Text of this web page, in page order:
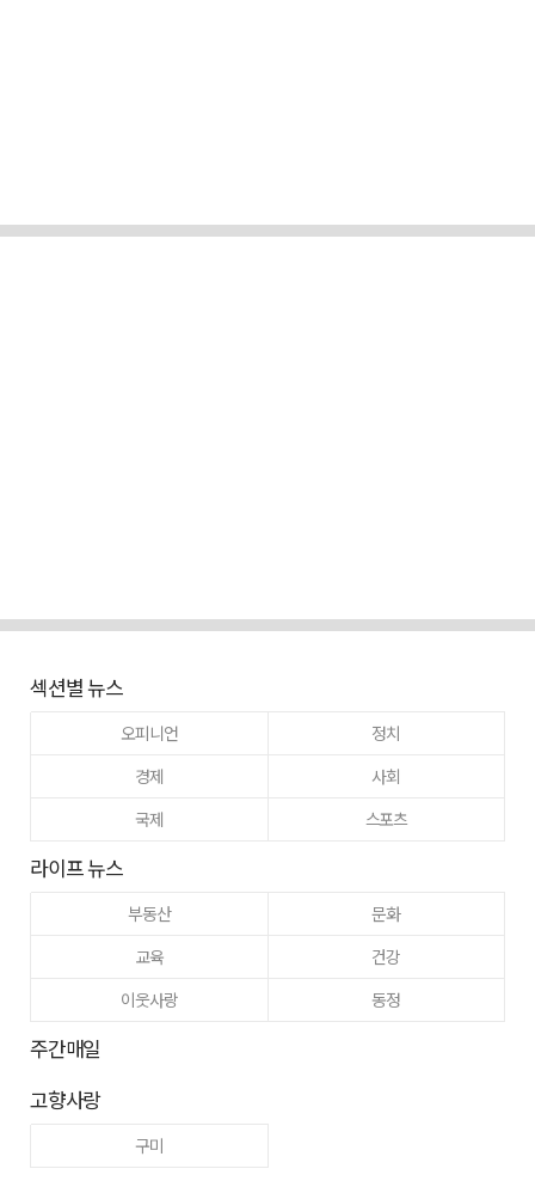
섹션별 뉴스
오피니언
정치
경제
사회
국제
스포츠
라이프 뉴스
부동산
문화
교육
건강
이웃사랑
동정
주간매일
고향사랑
구미